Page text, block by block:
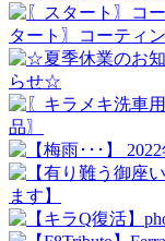
タート〗コーティ
らせ☆
品〗
ます】